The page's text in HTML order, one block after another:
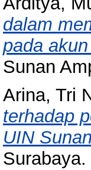
dalam
pada
Sunan
Arina, Tri
terhadap
UIN
Surabaya.